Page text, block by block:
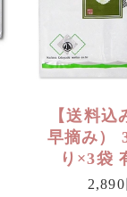
【送料込
早摘み）
り×3袋
2,890